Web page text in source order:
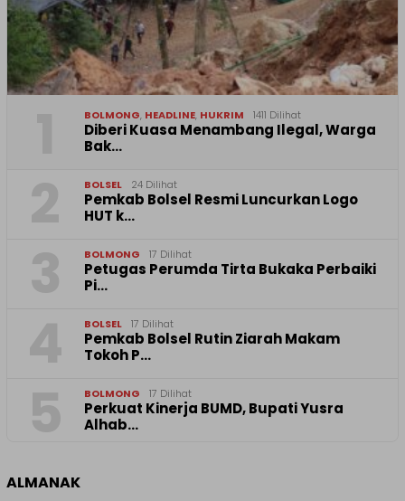
BOLMONG, HEADLINE, HUKRIM 1411 Dilihat
Diberi Kuasa Menambang Ilegal, Warga
Bak…
BOLSEL 24 Dilihat
Pemkab Bolsel Resmi Luncurkan Logo
HUT k…
BOLMONG 17 Dilihat
Petugas Perumda Tirta Bukaka Perbaiki
Pi…
BOLSEL 17 Dilihat
Pemkab Bolsel Rutin Ziarah Makam
Tokoh P…
BOLMONG 17 Dilihat
Perkuat Kinerja BUMD, Bupati Yusra
Alhab…
ALMANAK